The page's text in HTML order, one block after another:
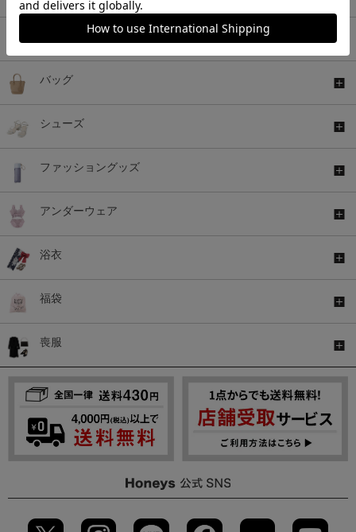
バッグ
シューズ
ファッショングッズ
アンダーウェア
浴衣
福袋
喪服